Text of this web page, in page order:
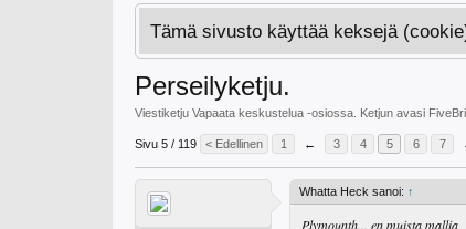
Tämä sivusto käyttää keksejä
Perseilyketju.
Viestiketju Vapaata keskustelua -osiossa. Ketjun avasi
Sivu 5 / 119 < Edellinen 1 ← 3 4 5 6 7
Whatta Heck sanoi: ↑
Plymounth... en muista mallia